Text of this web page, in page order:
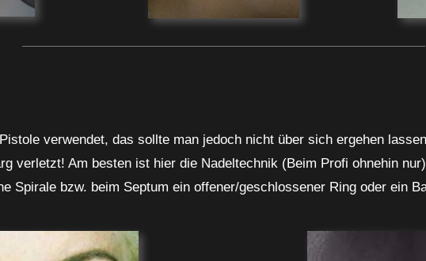
verwendet, das sollte man jedoch nicht über sich ergehen
verletzt! Am besten ist hier die Nadeltechnik (Beim Profi ohnehin
Spirale bzw. beim Septum ein offener/geschlossener Ring oder ein